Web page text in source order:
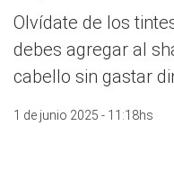
Olvídate de los
debes agregar al
cabello sin gastar
1 de junio 2025 - 11:18hs